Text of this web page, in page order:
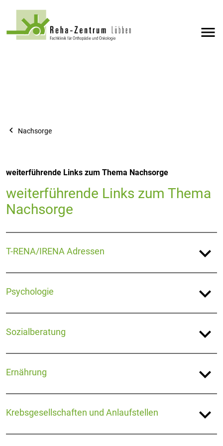
menu
navigate_before Nachsorge
weiterführende Links zum Thema Nachsorge
weiterführende Links zum Thema
Nachsorge
T-RENA/IRENA Adressen expand_more
Psychologie expand_more
Sozialberatung expand_more
Ernährung expand_more
Krebsgesellschaften und Anlaufstellen
expand_more